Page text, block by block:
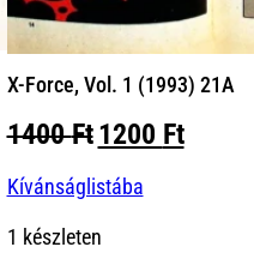
X-Force, Vol. 1 (1993) 21A
1400FtOriginal
was:
1200 FtCurrent
Kívánságlistába
1 készleten